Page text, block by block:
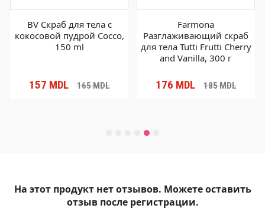
BV Скраб для тела с
кокосовой пудрой Cocco,
150 ml
157 MDL 165MDL
Farmona
Разглаживающий скраб
для тела Tutti Frutti Cherry
and Vanilla, 300 г
176 MDL 185MDL
На этот продукт нет отзывов. Можете оставить
отзыв после регистрации.